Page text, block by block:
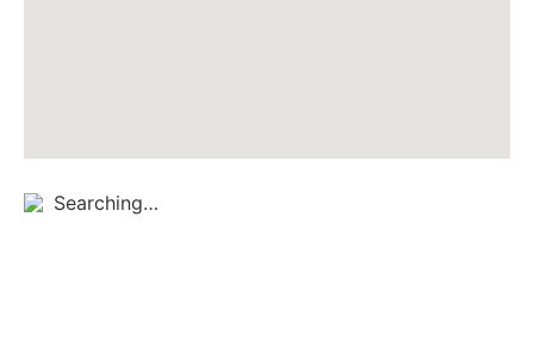
Searching…